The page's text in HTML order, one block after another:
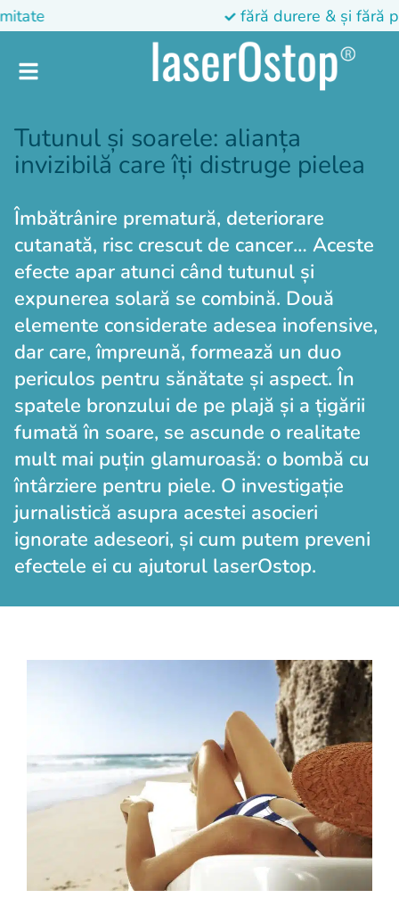
fără durere & și fără pericole
Tutunul și soarele: alianța
invizibilă care îți distruge pielea
Îmbătrânire prematură, deteriorare
cutanată, risc crescut de cancer… Aceste
efecte apar atunci când tutunul și
expunerea solară se combină. Două
elemente considerate adesea inofensive,
dar care, împreună, formează un duo
periculos pentru sănătate și aspect. În
spatele bronzului de pe plajă și a țigării
fumată în soare, se ascunde o realitate
mult mai puțin glamuroasă: o bombă cu
întârziere pentru piele. O investigație
jurnalistică asupra acestei asocieri
ignorate adeseori, și cum putem preveni
efectele ei cu ajutorul laserOstop.